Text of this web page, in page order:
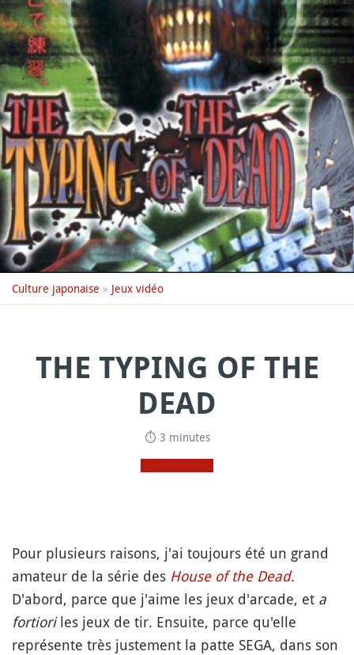
Culture japonaise » Jeux vidéo
THE TYPING OF THE
DEAD
⏱ 3 minutes
Pour plusieurs raisons, j'ai toujours été un grand
amateur de la série des House of the Dead.
D'abord, parce que j'aime les jeux d'arcade, et a
fortioriles jeux de tir. Ensuite, parce qu'elle
représente très justement la patte SEGA, dans son